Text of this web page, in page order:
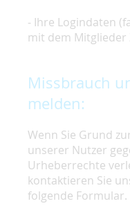
- Ihre Logindaten
mit dem Mitglieder
Missbrauch
melden:
Wenn Sie Grund
unserer Nutzer
Urheberrechte
kontaktieren Sie
folgende Formular.